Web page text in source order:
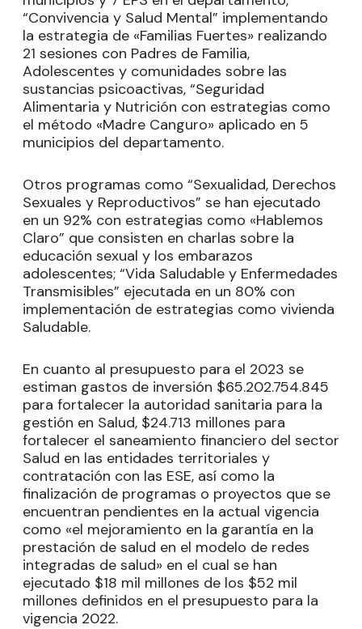
“Convivencia y Salud Mental” implementando
la estrategia de «Familias Fuertes» realizando
21 sesiones con Padres de Familia,
Adolescentes y comunidades sobre las
sustancias psicoactivas, “Seguridad
Alimentaria y Nutrición con estrategias como
el método «Madre Canguro» aplicado en 5
municipios del departamento.
Otros programas como “Sexualidad, Derechos
Sexuales y Reproductivos” se han ejecutado
en un 92% con estrategias como «Hablemos
Claro” que consisten en charlas sobre la
educación sexual y los embarazos
adolescentes; “Vida Saludable y Enfermedades
Transmisibles” ejecutada en un 80% con
implementación de estrategias como vivienda
Saludable.
En cuanto al presupuesto para el 2023 se
estiman gastos de inversión $65.202.754.845
para fortalecer la autoridad sanitaria para la
gestión en Salud, $24.713 millones para
fortalecer el saneamiento financiero del sector
Salud en las entidades territoriales y
contratación con las ESE, así como la
finalización de programas o proyectos que se
encuentran pendientes en la actual vigencia
como «el mejoramiento en la garantía en la
prestación de salud en el modelo de redes
integradas de salud» en el cual se han
ejecutado $18 mil millones de los $52 mil
millones definidos en el presupuesto para la
vigencia 2022.